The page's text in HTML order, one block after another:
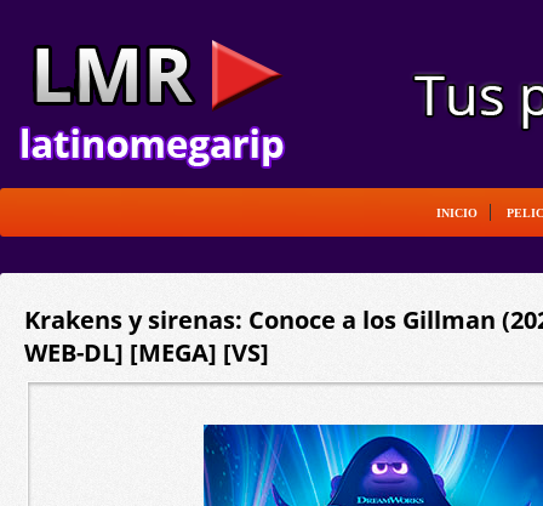
INICIO
Krakens y sirenas: Conoce a los Gillman
WEB-DL] [MEGA] [VS]